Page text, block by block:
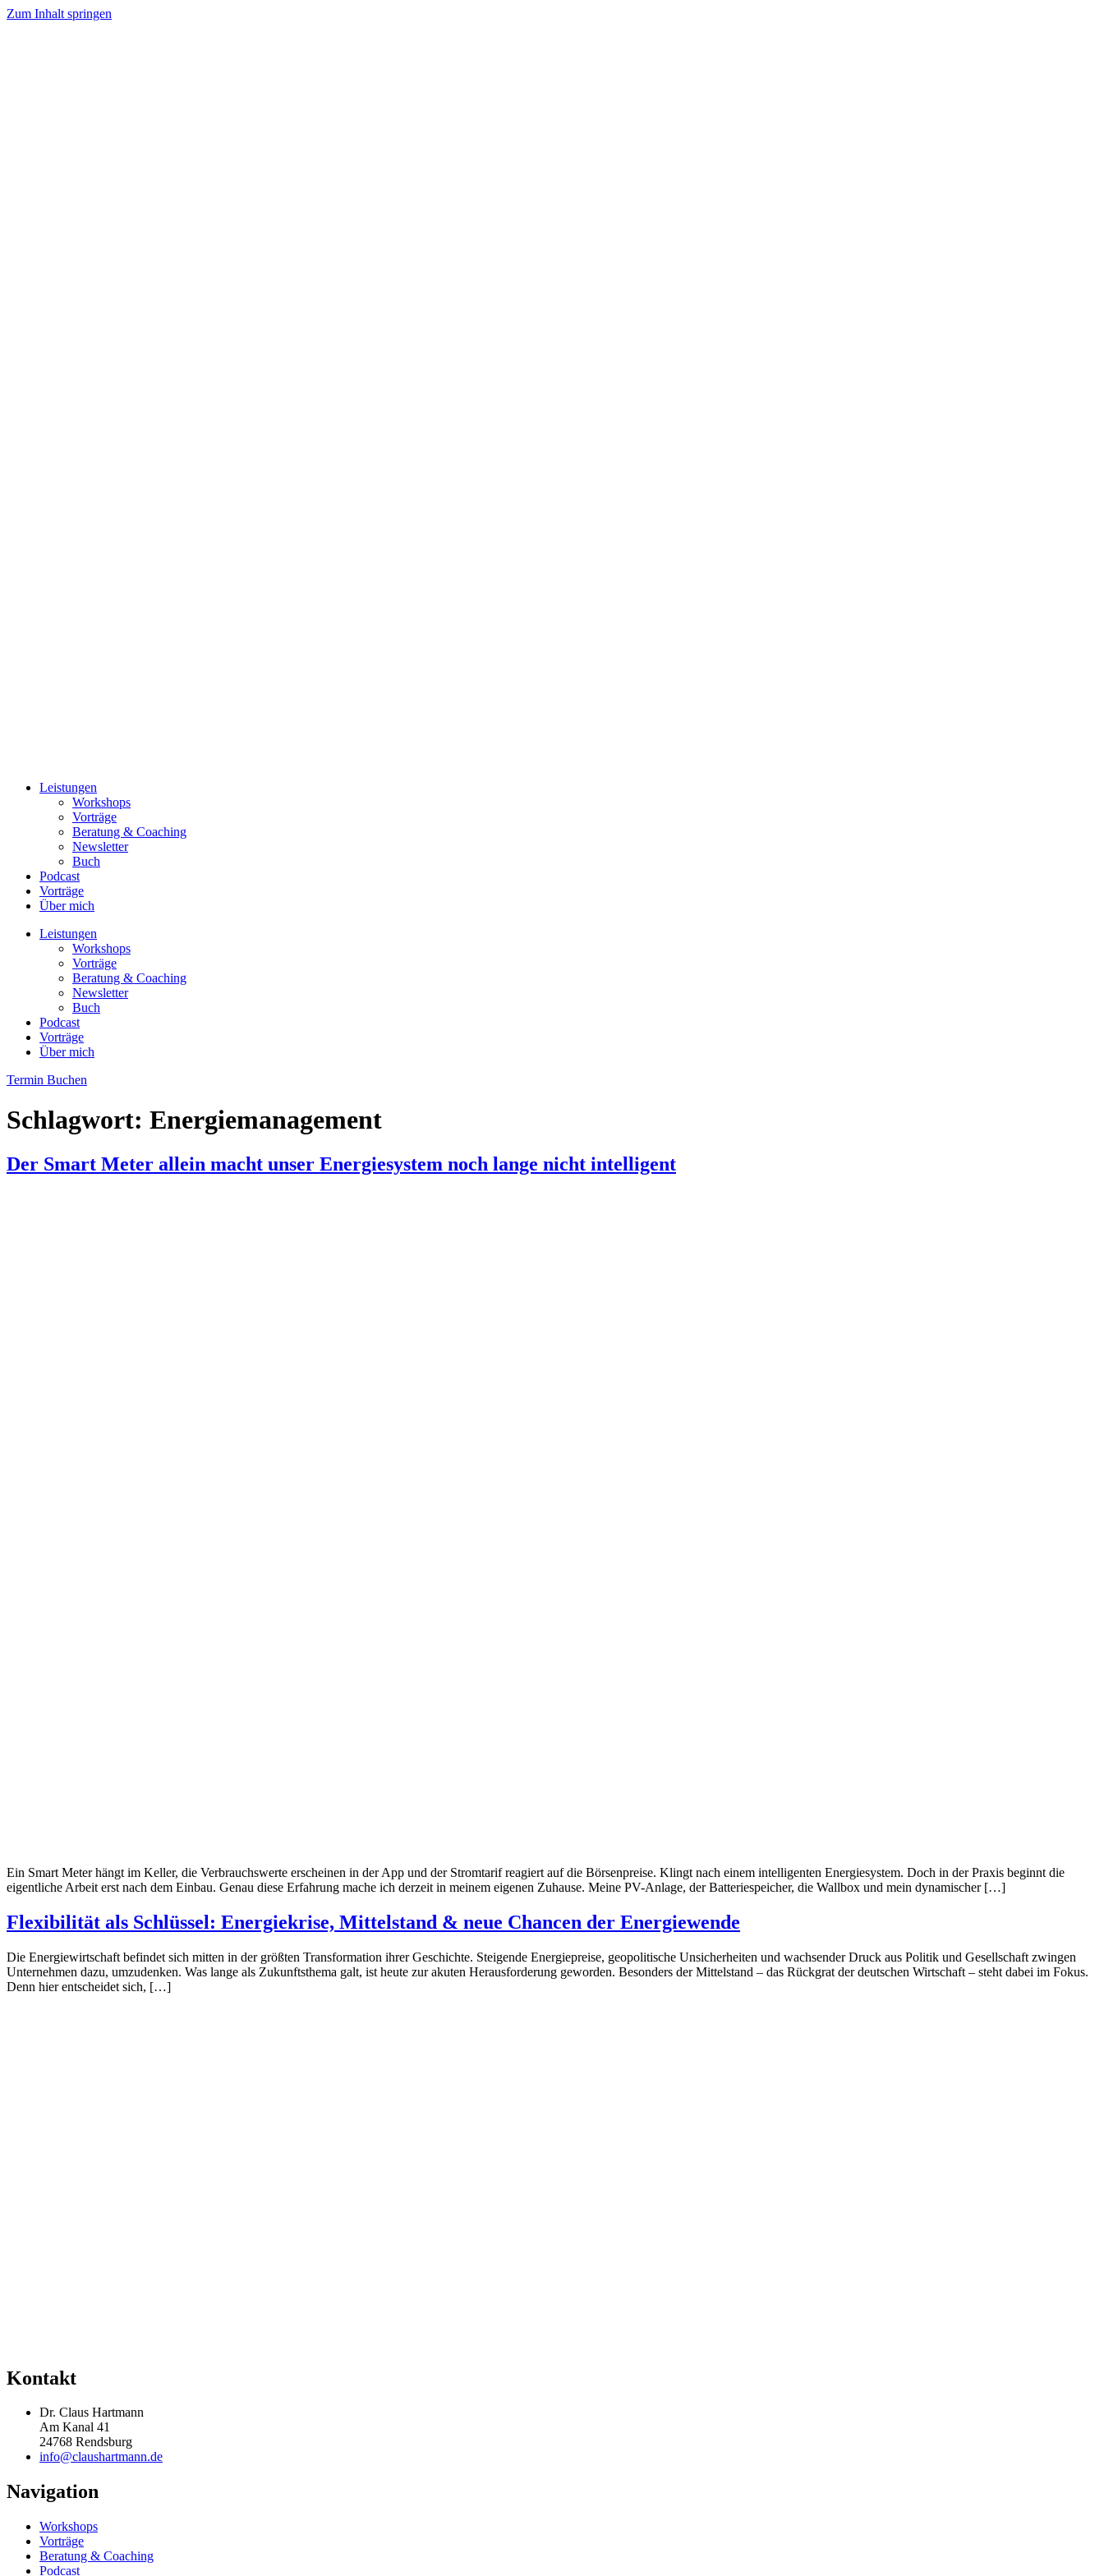
Zum Inhalt springen
Leistungen
Workshops
Vorträge
Beratung & Coaching
Newsletter
Buch
Podcast
Vorträge
Über mich
Leistungen
Workshops
Vorträge
Beratung & Coaching
Newsletter
Buch
Podcast
Vorträge
Über mich
Termin Buchen
Schlagwort: Energiemanagement
Der Smart Meter allein macht unser Energiesystem noch lange nicht intelligent
Ein Smart Meter hängt im Keller, die Verbrauchswerte erscheinen in der App und der Stromtarif reagiert auf die Börsenpreise. Klingt nach einem intelligenten Energiesystem. Doch in der Praxis beginnt die
eigentliche Arbeit erst nach dem Einbau. Genau diese Erfahrung mache ich derzeit in meinem eigenen Zuhause. Meine PV-Anlage, der Batteriespeicher, die Wallbox und mein dynamischer […]
Flexibilität als Schlüssel: Energiekrise, Mittelstand & neue Chancen der Energiewende
Die Energiewirtschaft befindet sich mitten in der größten Transformation ihrer Geschichte. Steigende Energiepreise, geopolitische Unsicherheiten und wachsender Druck aus Politik und Gesellschaft zwingen
Unternehmen dazu, umzudenken. Was lange als Zukunftsthema galt, ist heute zur akuten Herausforderung geworden. Besonders der Mittelstand – das Rückgrat der deutschen Wirtschaft – steht dabei im Fokus.
Denn hier entscheidet sich, […]
Kontakt
Dr. Claus Hartmann
Am Kanal 41
24768 Rendsburg
info@claushartmann.de
Navigation
Workshops
Vorträge
Beratung & Coaching
Podcast